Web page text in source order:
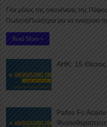
Γίνε μέλος της οικογένειας της
Πωλητή/Πωλήτρια για να ενισχύσει
Read More »
ΑΗΚ: 15 Θέσεις
Pafos Fc